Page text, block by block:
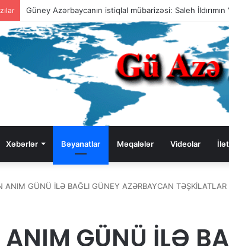
Xəbərlər Bəyanatlar Məqalələr Videolar
ANIM GÜNÜ İLƏ BAĞLI GÜNEY AZƏRBAYCAN TƏŞKİLATLAR
GÜNÜ İLƏ